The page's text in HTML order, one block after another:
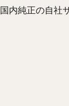
内純正の自社